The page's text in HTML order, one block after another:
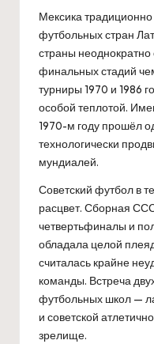
Мексика
футбольных стран
страны неоднократно
финальных стадий
турниры 1970 и 1986
особой теплотой.
1970-м году прошёл
технологически
мундиалей.
Советский футбол в
расцвет. Сборная
четвертьфиналы и
обладала целой
считалась крайне
команды. Встреча
футбольных школ —
и советской
зрелище.